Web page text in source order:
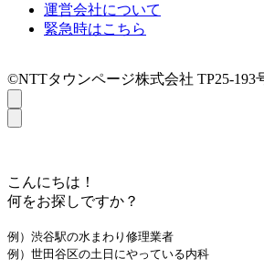
運営会社について
緊急時はこちら
©NTTタウンページ株式会社 TP25-193
こんにちは！
何をお探しですか？
例）渋谷駅の水まわり修理業者
例）世田谷区の土日にやっている内科